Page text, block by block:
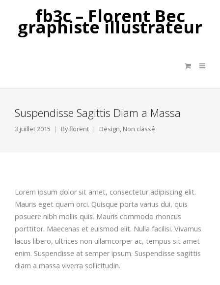
fb3c – Florent Bec
graphiste illustrateur
Suspendisse Sagittis Diam a Massa
3 juillet 2015 Byflorent Design, Non classé
Lorem ipsum dolor sit amet, consectetur adipiscing elit.
Mauris eget quam orci. Quisque porta varius dui, quis
posuere nibh mollis quis. Mauris commodo rhoncus
porttitor. Maecenas et euismod elit. Nulla facilisi. Vivamus
lacus libero, ultrices non ullamcorper ac, tempus sit amet
enim. Suspendisse at semper ipsum. Suspendisse sagittis
diam a massa viverra sollicitudin.